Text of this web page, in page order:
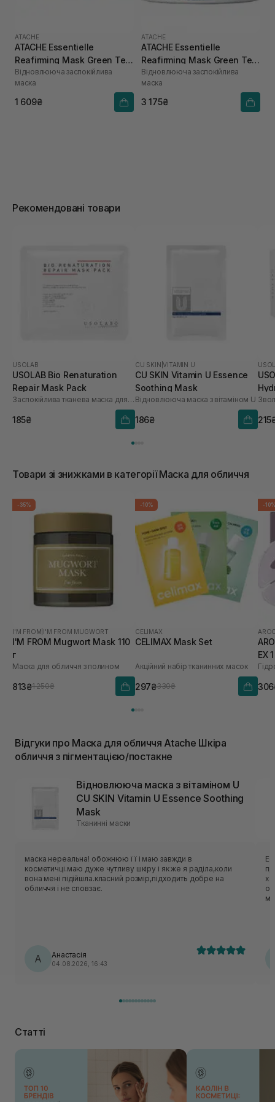
ATACHE
ATACHE Essentielle
Reafirming Mask Green Tea
50 мл
Відновлююча заспокійлива
маска
1 609₴
ATACHE
ATACHE Essentielle
Reafirming Mask Green Tea
200 мл
Відновлююча заспокійлива
маска
3 175₴
Рекомендовані товари
USOLAB
USOLAB Bio Renaturation
Repair Mask Pack
Заспокійлива тканева маска для обличчя
185₴
CU SKIN |VITAMIN U
CU SKIN Vitamin U Essence
Soothing Mask
Відновлююча маска з вітаміном U
186₴
шт
Товари зі знижками в категорії Маска для обличчя
-35%
I'M FROM I'M FROM MUGWORT
I'M FROM Mugwort Mask 110
г
Маска для обличчя з полином
813₴1 250₴
-10%
CELIMAX
CELIMAX Mask Set
Акційний набір тканинних масок
297₴330₴
-
EX
Відгуки про Маска для обличчя Atache Шкіра
обличчя з пігментацією/постакне
Відновлююча маска з вітаміном U
CU SKIN Vitamin U Essence Soothing
Mask
Тканинні маски
маска нереальна! обожнюю її і маю завжди в
косметичці.маю дуже чутливу шкіру і як же я раділа,коли
вона мені підійшла.класний розмір,підходить добре на
обличчя і не сповзає.
А Анастасія
04.08.2026, 16:43
Статті